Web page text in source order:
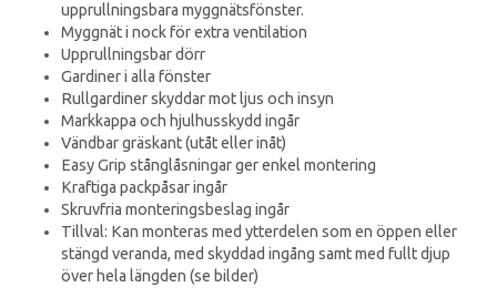
upprullningsbara myggnätsfönster.
Myggnät i nock för extra ventilation
Upprullningsbar dörr
Gardiner i alla fönster
Rullgardiner skyddar mot ljus och insyn
Markkappa och hjulhusskydd ingår
Vändbar gräskant (utåt eller inåt)
Easy Grip stånglåsningar ger enkel montering
Kraftiga packpåsar ingår
Skruvfria monteringsbeslag ingår
Tillval: Kan monteras med ytterdelen som en öppen eller
stängd veranda, med skyddad ingång samt med fullt djup
över hela längden (se bilder)